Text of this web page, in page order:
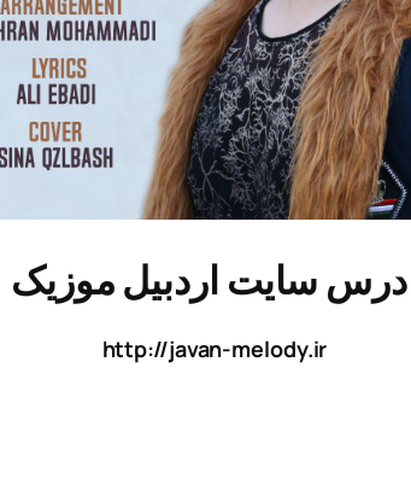
سایت اردبیل موزیک
http://javan-melody.ir